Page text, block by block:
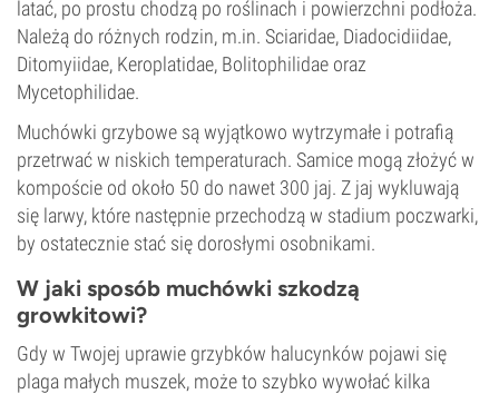
latać, po prostu chodzą po roślinach i powierzchni podłoża.
Należą do różnych rodzin, m.in. Sciaridae, Diadocidiidae,
Ditomyiidae, Keroplatidae, Bolitophilidae oraz
Mycetophilidae.
Muchówki grzybowe są wyjątkowo wytrzymałe i potrafią
przetrwać w niskich temperaturach. Samice mogą złożyć w
kompoście od około 50 do nawet 300 jaj. Z jaj wykluwają
się larwy, które następnie przechodzą w stadium poczwarki,
by ostatecznie stać się dorosłymi osobnikami.
W jaki sposób muchówki szkodzą
growkitowi?
Gdy w Twojej uprawie grzybków halucynków pojawi się
plaga małych muszek, może to szybko wywołać kilka